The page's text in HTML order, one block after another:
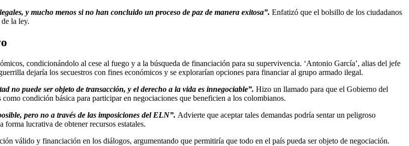
y mucho menos si no han concluido un proceso de paz de manera exitosa”. Enfatizó que el bolsillo de los ciudadanos
la ley.
condicionándolo al cese al fuego y a la búsqueda de financiación para su supervivencia. ‘Antonio García’, alias del jefe
dejaría los secuestros con fines económicos y se explorarían opciones para financiar al grupo armado ilegal.
no puede ser objeto de transacción, y el derecho a la vida es innegociable”. Hizo un llamado para que el Gobierno del
condición básica para participar en negociaciones que beneficien a los colombianos.
pero no a través de las imposiciones del ELN”. Advierte que aceptar tales demandas podría sentar un peligroso
forma lucrativa de obtener recursos estatales.
válido y financiación en los diálogos, argumentando que permitiría que todo en el país pueda ser objeto de negociación.